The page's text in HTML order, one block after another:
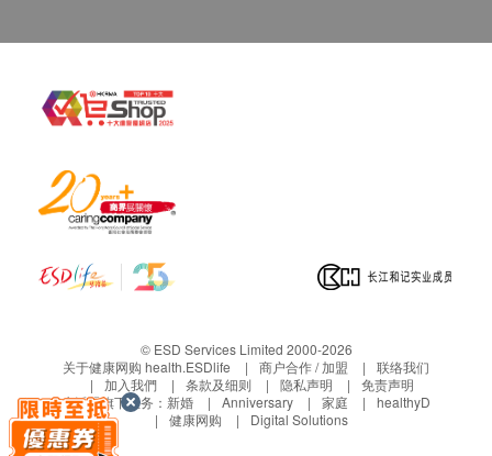
© ESD Services Limited 2000-2026
关于健康网购 health.ESDlife
商户合作 / 加盟
联络我们
加入我們
条款及细则 隐私声明
免责声明
生活易旗下业务： 新婚 Anniversary 家庭
healthyD
健康网购
Digital Solutions